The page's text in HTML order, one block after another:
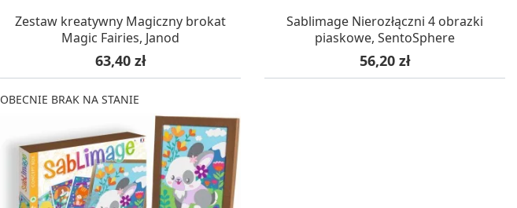
Zestaw kreatywny Magiczny brokat
Magic Fairies, Janod
Cena
63,40 zł
Sablimage Nierozłączni 4 obrazki
piaskowe, SentoSphere
Cena
56,20 zł
OBECNIE BRAK NA STANIE